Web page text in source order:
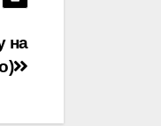
на